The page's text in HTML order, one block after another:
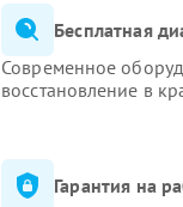
Бесплатная
Современное
восстановление в
Гарантия на